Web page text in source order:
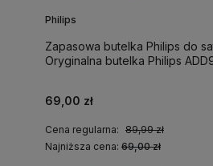
Philips
Zapasowa butelka Philips do
Oryginalna butelka Philips
69,00 zł
Cena regularna: 89,99 zł
Najniższa cena: 69,00 zł